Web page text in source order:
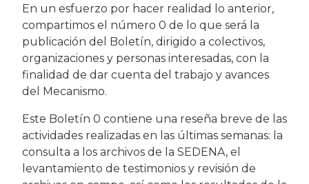
En un esfuerzo por hacer realidad lo anterior,
compartimos el número 0 de lo que será la
publicación del Boletín, dirigido a colectivos,
organizaciones y personas interesadas, con la
finalidad de dar cuenta del trabajo y avances
del Mecanismo.
Este Boletín 0 contiene una reseña breve de las
actividades realizadas en las últimas semanas: la
consulta a los archivos de la SEDENA, el
levantamiento de testimonios y revisión de